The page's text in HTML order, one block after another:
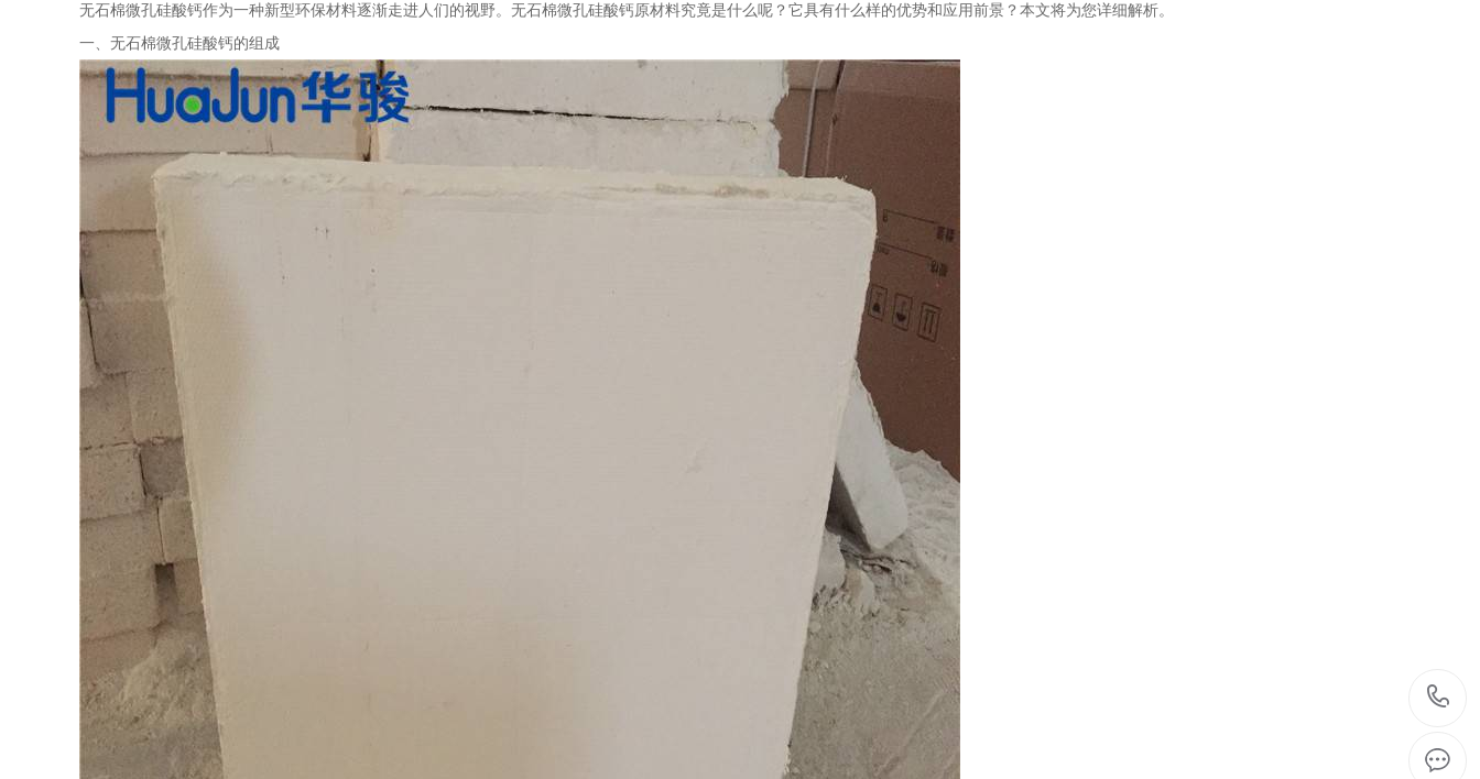
无石棉微孔硅酸钙作为一种新型环保材料逐渐走进人们的视野。无石棉微孔硅酸钙原材料究竟是什么呢？它具有什么样的优势和应用前景？本文将为您详细解析。
一、无石棉微孔硅酸钙的组成